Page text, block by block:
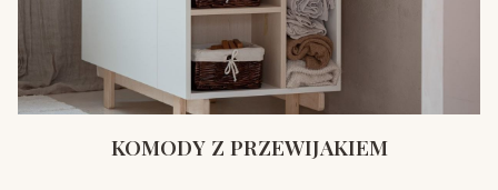
KOMODY Z PRZEWIJAKIEM